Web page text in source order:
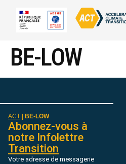
BE-LOW
ACT BE-LOW
Abonnez-vous à
notre Infolettre
Transition
Votre adresse de messagerie